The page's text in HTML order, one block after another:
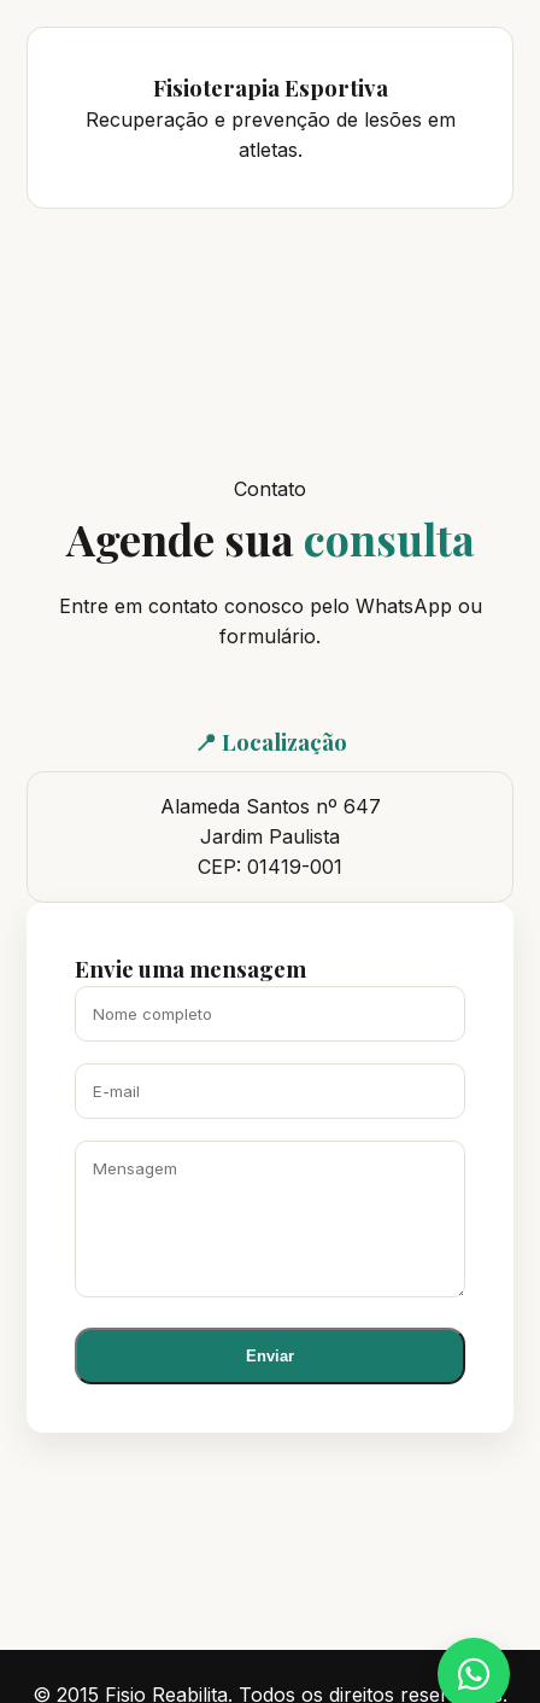
Fisioterapia Esportiva
Recuperação e prevenção de lesões em
atletas.
Contato
Agende suaconsulta
Entre em contato conosco pelo WhatsApp ou
formulário.
📍 Localização
Alameda Santos nº 647
Jardim Paulista
CEP: 01419-001
Envie uma mensagem
Enviar
© 2015 Fisio Reabilita. Todos os direitos reservados.